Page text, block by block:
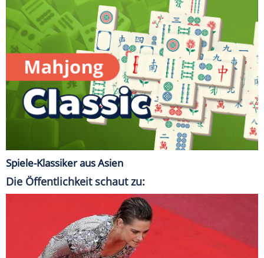
Spiele-Klassiker aus Asien
Die Öffentlichkeit schaut zu: